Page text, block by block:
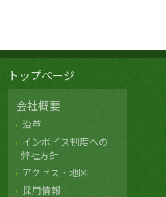
トップページ
会社概要
沿革
インボイス制度への
弊社方針
アクセス・地図
採用情報